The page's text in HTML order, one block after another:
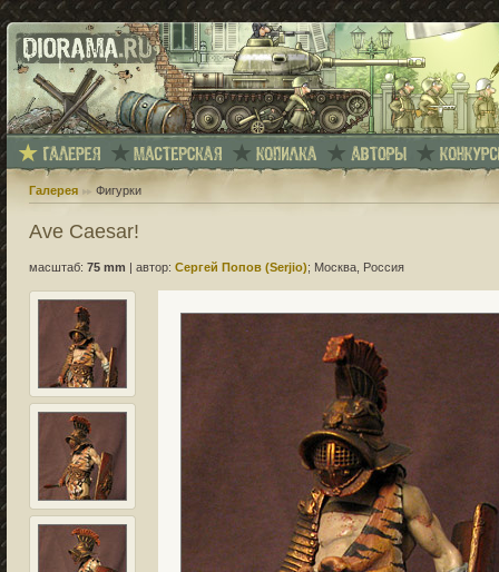
Галерея Фигурки
Ave Caesar!
масштаб: 75 mm автор: Сергей Попов (Serjio); Москва, Россия